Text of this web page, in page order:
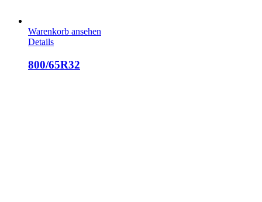
Warenkorb ansehen
Details
800/65R32